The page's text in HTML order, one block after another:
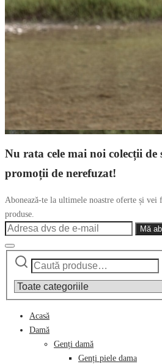
Nu rata cele mai noi colecții de
promoții de nerefuzat!
Abonează-te la ultimele noastre oferte și
produse.
Caută
Acasă
Damă
Genți damă
Genți piele dama